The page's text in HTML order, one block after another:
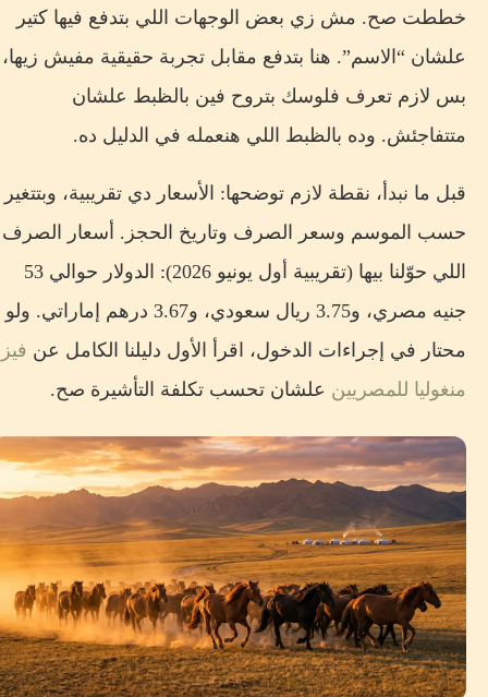
خططت صح. مش زي بعض الوجهات اللي بتدفع فيها كتير
علشان “الاسم”. هنا بتدفع مقابل تجربة حقيقية مفيش زيها،
بس لازم تعرف فلوسك بتروح فين بالظبط علشان
متتفاجئش. وده بالظبط اللي هنعمله في الدليل ده.
قبل ما نبدأ، نقطة لازم توضحها: الأسعار دي تقريبية، وبتتغير
حسب الموسم وسعر الصرف وتاريخ الحجز. أسعار الصرف
اللي حوّلنا بيها (تقريبية أول يونيو 2026): الدولار حوالي 53
جنيه مصري، و3.75 ريال سعودي، و3.67 درهم إماراتي. ولو
محتار في إجراءات الدخول، اقرأ الأول دليلنا الكامل عن
منغوليا للمصريين علشان تحسب تكلفة التأشيرة صح.